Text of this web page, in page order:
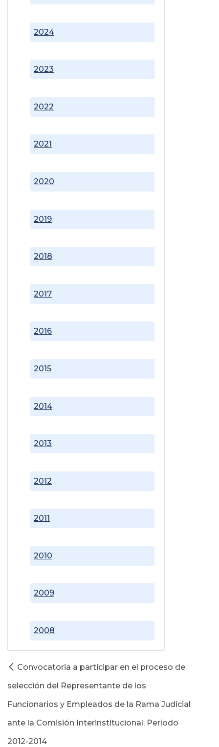
2008
2009
2010
2011
2012
2013
2014
2015
2016
2017
2018
2019
2020
2021
2022
2023
2024
Convocatoria a participar en el proceso de
selección del Representante de los
Funcionarios y Empleados de la Rama Judicial
ante la Comisión Interinstitucional. Período
2012-2014